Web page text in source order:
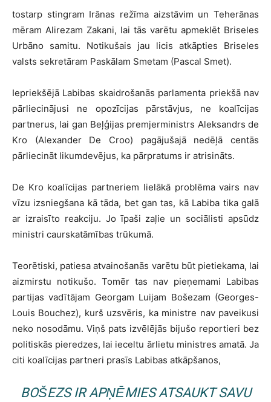
tostarp stingram Irānas režīma aizstāvim un Teherānas
mēram Alirezam Zakani, lai tās varētu apmeklēt Briseles
Urbāno samitu. Notikušais jau licis atkāpties Briseles
valsts sekretāram Paskālam Smetam (Pascal Smet).
Iepriekšējā Labibas skaidrošanās parlamenta priekšā nav
pārliecinājusi ne opozīcijas pārstāvjus, ne koalīcijas
partnerus, lai gan Beļģijas premjerministrs Aleksandrs de
Kro (Alexander De Croo) pagājušajā nedēļā centās
pārliecināt likumdevējus, ka pārpratums ir atrisināts.
De Kro koalīcijas partneriem lielākā problēma vairs nav
vīzu izsniegšana kā tāda, bet gan tas, kā Labiba tika galā
ar izraisīto reakciju. Jo īpaši zaļie un sociālisti apsūdz
ministri caurskatāmības trūkumā.
Teorētiski, patiesa atvainošanās varētu būt pietiekama, lai
aizmirstu notikušo. Tomēr tas nav pieņemami Labibas
partijas vadītājam Georgam Luijam Bošezam (Georges-
Louis Bouchez), kurš uzsvēris, ka ministre nav paveikusi
neko nosodāmu. Viņš pats izvēlējās bijušo reportieri bez
politiskās pieredzes, lai ieceltu ārlietu ministres amatā. Ja
citi koalīcijas partneri prasīs Labibas atkāpšanos,
BOŠEZS IR APŅĒMIES ATSAUKT SAVU